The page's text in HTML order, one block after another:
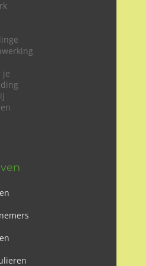
je